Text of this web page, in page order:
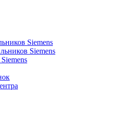
Siemens
Siemens